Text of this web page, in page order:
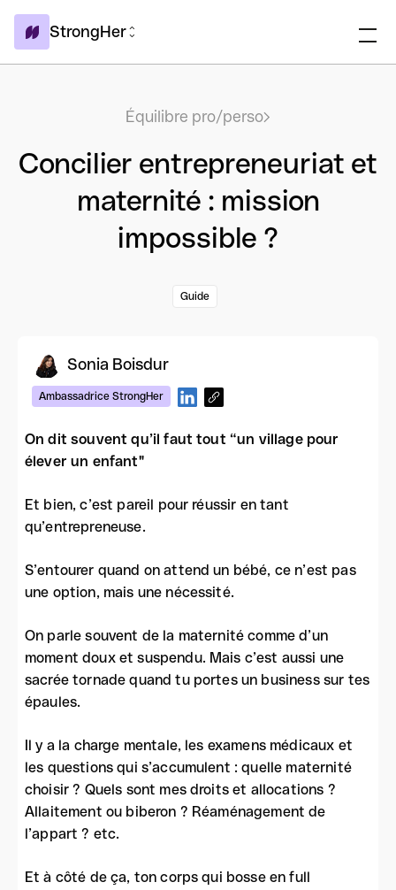
StrongHer
Équilibre pro/perso
Concilier entrepreneuriat et
maternité : mission
impossible ?
Guide
Sonia Boisdur
Ambassadrice StrongHer
On dit souvent qu’il faut tout “un village pour
élever un enfant"
Et bien, c’est pareil pour réussir en tant
qu’entrepreneuse.
S’entourer quand on attend un bébé, ce n’est pas
une option, mais une nécessité.
On parle souvent de la maternité comme d’un
moment doux et suspendu. Mais c’est aussi une
sacrée tornade quand tu portes un business sur tes
épaules.
Il y a la charge mentale, les examens médicaux et
les questions qui s’accumulent : quelle maternité
choisir ? Quels sont mes droits et allocations ?
Allaitement ou biberon ? Réaménagement de
l’appart ? etc.
Et à côté de ça, ton corps qui bosse en full